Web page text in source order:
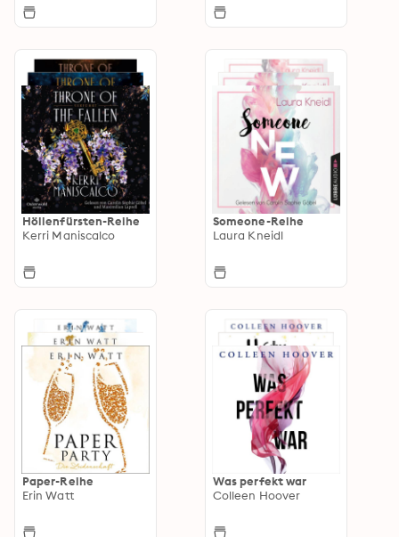
Höllenfürsten-Reihe
Kerri Maniscalco
Someone-Reihe
Laura Kneidl
Paper-Reihe
Erin Watt
Was perfekt war
Colleen Hoover